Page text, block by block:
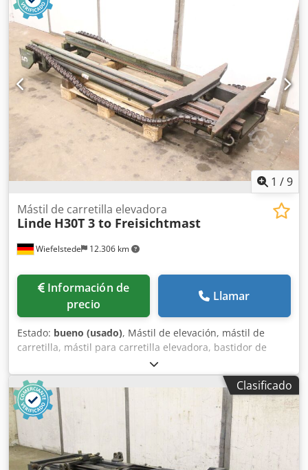
kg - Altura de elevación: mm - Acople/dimensiones: ver
fotos / plano técnico - Dimensiones de transporte:
3200/1620/H750 mm - Peso: 2100 kg
1 /9
Wiefelstede 12.306 km
Mástil de carretilla elevadora
Linde H30T 3 to Freisichtmast
Información de
precio
Llamar
Estado: bueno (usado), Mástil de elevación, mástil de
carretilla, mástil para carretilla elevadora, bastidor de
elevación, carretilla trasera, mástil de visión libre
Djdpfsykik Eox Abkokr - Fabricante: Linde, mástil de
carretilla elevadora, mástil de visión libre procedente de
carretilla frontal tipo H30T - Capacidad de carga: 3000 kg -
Altura de elevación: aprox. 3500 mm -
Montaje/Dimensiones: ver fotos / plano técnico -
Dimensiones de transporte: 2500/1150/H330 mm - Peso:
725 kg
Clasificado